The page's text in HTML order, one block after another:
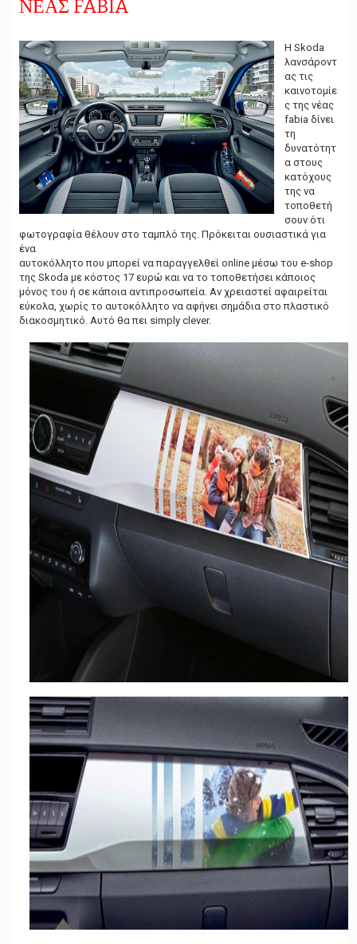
i
o
n
ΝΕΑΣ FABIA
Η Skoda
λανσάροντ
ας τις
καινοτομίε
ς της νέας
fabia δίνει
τη
δυνατότητ
α στους
κατόχους
της να
τοποθετή
σουν ότι
φωτογραφία θέλουν στο ταμπλό της. Πρόκειται ουσιαστικά για
ένα
αυτοκόλλητο που μπορεί να παραγγελθεί online μέσω του e-shop
της Skoda με κόστος 17 ευρώ και να το τοποθετήσει κάποιος
μόνος του ή σε κάποια αντιπροσωπεία. Αν χρειαστεί αφαιρείται
εύκολα, χωρίς το αυτοκόλλητο να αφήνει σημάδια στο πλαστικό
διακοσμητικό. Αυτό θα πει simply clever.